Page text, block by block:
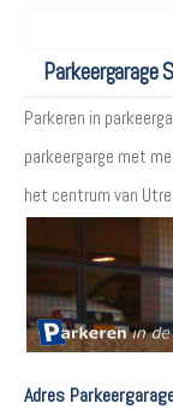
Parkeergarage
Parkeren in
parkeergarge met
het centrum van
Adres